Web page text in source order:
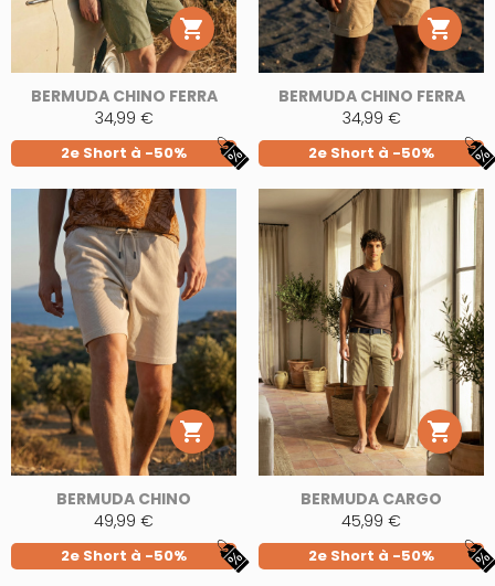

BERMUDA CHINO FERRA
34,99 €
2e Short à -50%

BERMUDA CHINO FERRA
34,99 €
2e Short à -50%

BERMUDA CHINO
49,99 €
2e Short à -50%

BERMUDA CARGO
45,99 €
2e Short à -50%